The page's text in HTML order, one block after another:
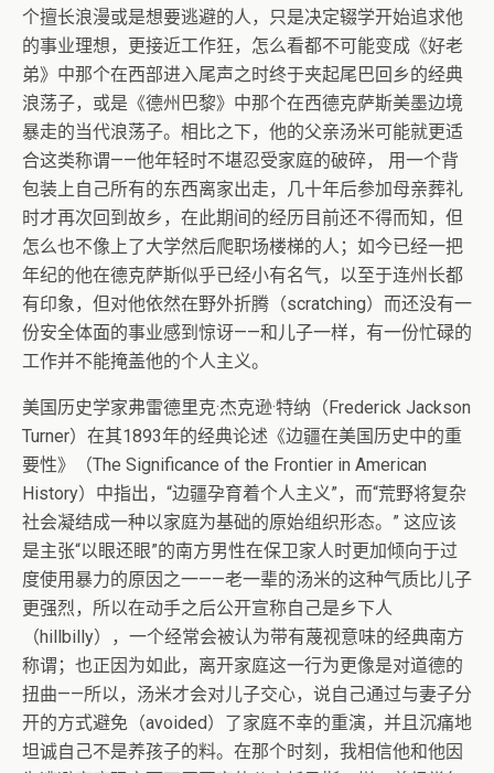
个擅长浪漫或是想要逃避的人，只是决定辍学开始追求他
的事业理想，更接近工作狂，怎么看都不可能变成《好老
弟》中那个在西部进入尾声之时终于夹起尾巴回乡的经典
浪荡子，或是《德州巴黎》中那个在西德克萨斯美墨边境
暴走的当代浪荡子。相比之下，他的父亲汤米可能就更适
合这类称谓——他年轻时不堪忍受家庭的破碎， 用一个背
包装上自己所有的东西离家出走，几十年后参加母亲葬礼
时才再次回到故乡，在此期间的经历目前还不得而知，但
怎么也不像上了大学然后爬职场楼梯的人；如今已经一把
年纪的他在德克萨斯似乎已经小有名气，以至于连州长都
有印象，但对他依然在野外折腾（scratching）而还没有一
份安全体面的事业感到惊讶——和儿子一样，有一份忙碌的
工作并不能掩盖他的个人主义。
美国历史学家弗雷德里克·杰克逊·特纳（Frederick Jackson
Turner）在其1893年的经典论述《边疆在美国历史中的重
要性》（The Significance of the Frontier in American
History）中指出，“边疆孕育着个人主义”，而“荒野将复杂
社会凝结成一种以家庭为基础的原始组织形态。” 这应该
是主张“以眼还眼”的南方男性在保卫家人时更加倾向于过
度使用暴力的原因之一——老一辈的汤米的这种气质比儿子
更强烈，所以在动手之后公开宣称自己是乡下人
（hillbilly），一个经常会被认为带有蔑视意味的经典南方
称谓；也正因为如此，离开家庭这一行为更像是对道德的
扭曲——所以，汤米才会对儿子交心，说自己通过与妻子分
开的方式避免（avoided）了家庭不幸的重演，并且沉痛地
坦诚自己不是养孩子的料。在那个时刻，我相信他和他因